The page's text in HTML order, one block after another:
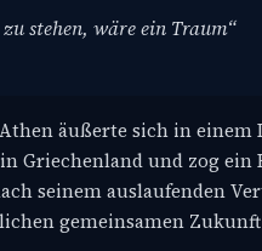
stehen, wäre ein Traum“
äußerte sich in
Griechenland und zog
seinem auslaufenden
gemeinsamen